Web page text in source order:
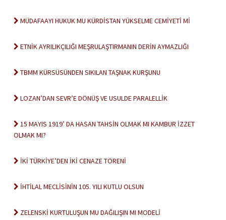
MÜDAFAAYI HUKUK MU KÜRDİSTAN YÜKSELME CEMİYETİ Mİ
ETNİK AYRILIKÇILIĞI MEŞRULAŞTIRMANIN DERİN AYMAZLIĞI
TBMM KÜRSÜSÜNDEN SIKILAN TAŞNAK KURŞUNU
LOZAN’DAN SEVR’E DÖNÜŞ VE USULDE PARALELLİK
15 MAYIS 1919’ DA HASAN TAHSİN OLMAK MI KAMBUR İZZET
OLMAK MI?
İKİ TÜRKİYE’DEN İKİ CENAZE TÖRENİ
İHTİLAL MECLİSİNİN 105. YILI KUTLU OLSUN
ZELENSKİ KURTULUŞUN MU DAĞILIŞIN MI MODELİ